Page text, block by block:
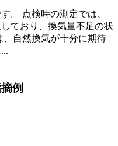
。 点検時の測定では、
ており、換気量不足の状
自然換気が十分に期待
例